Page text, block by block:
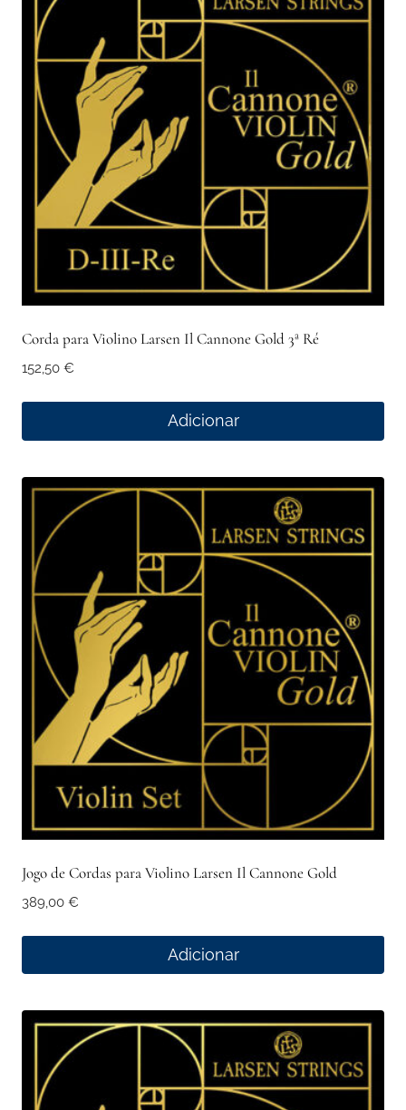
Corda para Violino Larsen Il Cannone Gold 3ª Ré
152,50 €
Adicionar
Jogo de Cordas para Violino Larsen Il Cannone Gold
389,00 €
Adicionar